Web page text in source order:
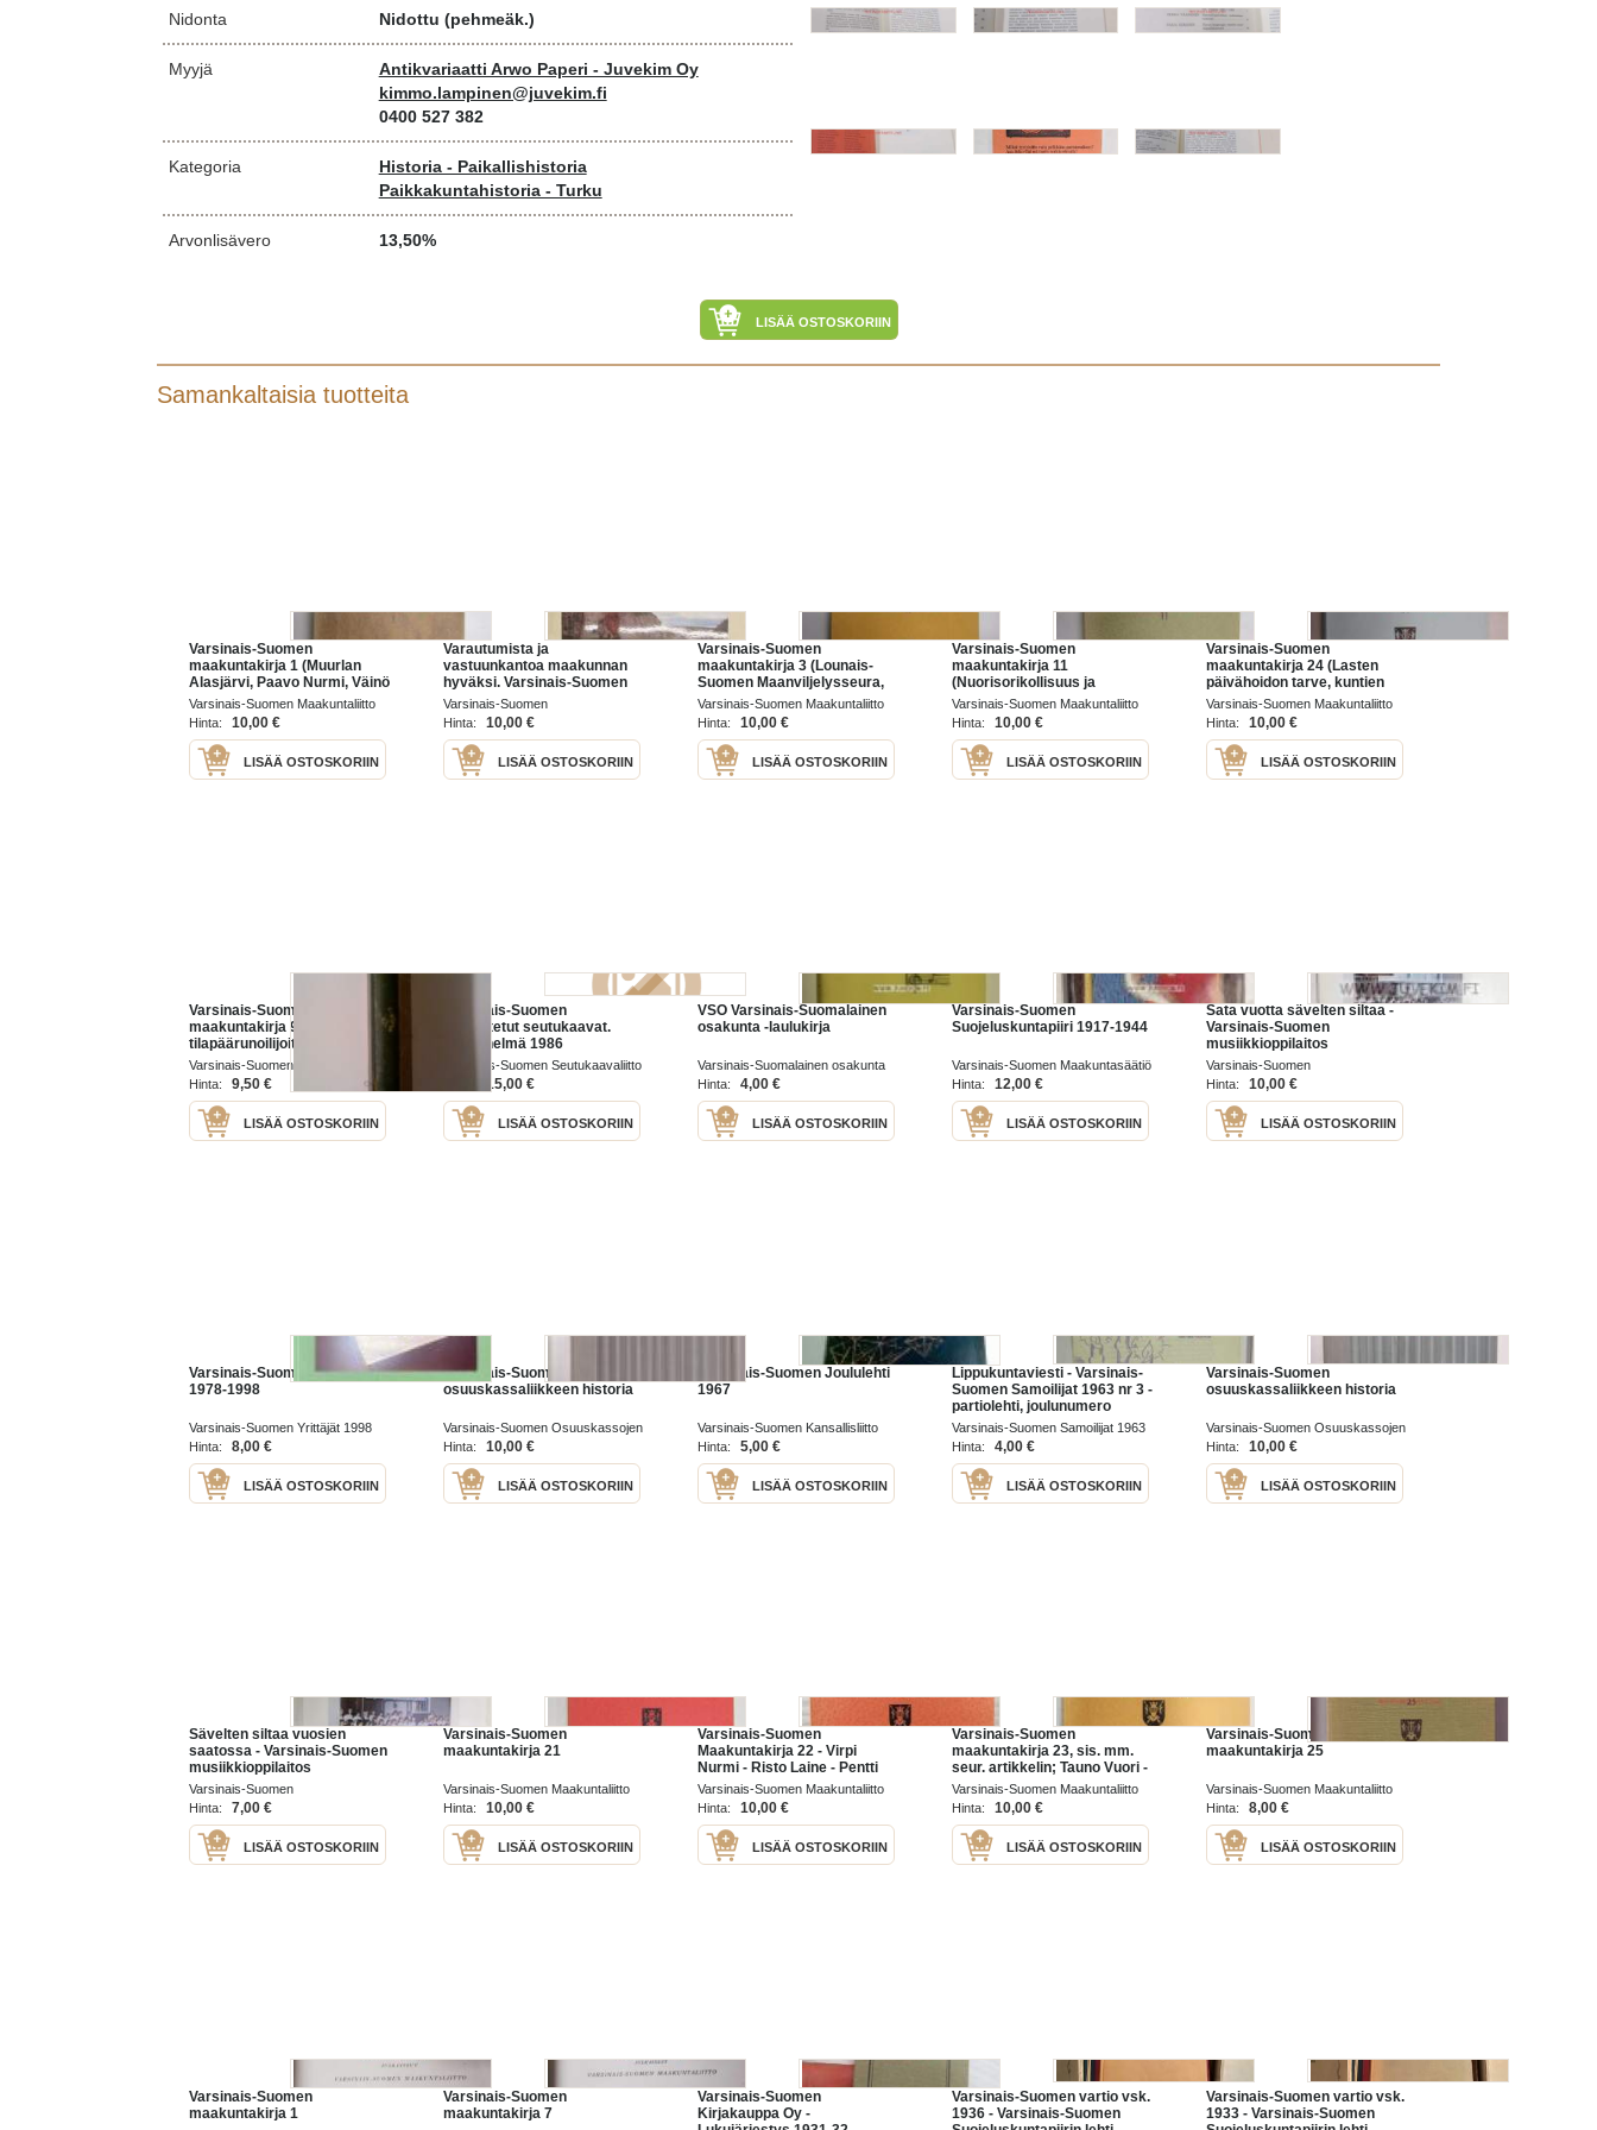
Nidonta Nidottu (pehmeäk.)
Myyjä
Antikvariaatti Arwo Paperi - Juvekim Oy
kimmo.lampinen@juvekim.fi
0400 527 382
Kategoria
Historia - Paikallishistoria
Paikkakuntahistoria - Turku
Arvonlisävero 13,50%
LISÄÄ OSTOSKORIIN
Samankaltaisia tuotteita
Varsinais-Suomen
maakuntakirja 1 (Muurlan
Alasjärvi, Paavo Nurmi, Väinö
Aaltonen, nuorisoseuraliike,
Säästöpankkien merkitys,
keuhkotauti Varsinais-
Suomessa ym).
Varsinais-Suomen Maakuntaliitto
1928
Hinta: 10,00 €
LISÄÄ OSTOSKORIIN
Varautumista ja
vastuunkantoa maakunnan
hyväksi. Varsinais-Suomen
Maanpuolutusyhdistys ry
1972-2012
Varsinais-Suomen
Maanpuolutusyhdistys ry 2011
Hinta: 10,00 €
LISÄÄ OSTOSKORIIN
Varsinais-Suomen
maakuntakirja 3 (Lounais-
Suomen Maanviljelysseura,
Henrik Florinus, Arvid
Liljelundin nuoruus, Turun
kisälliveljeskunnat, Uskelan
maanvieremät ym)
Varsinais-Suomen Maakuntaliitto
1929
Hinta: 10,00 €
LISÄÄ OSTOSKORIIN
Varsinais-Suomen
maakuntakirja 11
(Nuorisorikollisuus ja
nuorisojärjestöt Turussa,
Rahnar Ungern, Perniön
Melkkilän kartano, turkulaisia
näyttelijöitä ym)
Varsinais-Suomen Maakuntaliitto
1950
Hinta: 10,00 €
LISÄÄ OSTOSKORIIN
Varsinais-Suomen
maakuntakirja 24 (Lasten
päivähoidon tarve, kuntien
kantokykyloukitus, kuntien
kalleusluokitus, Yläneen
Tourulan lasitehtaan
alkuvaiheita ym)
Varsinais-Suomen Maakuntaliitto
1977
Hinta: 10,00 €
LISÄÄ OSTOSKORIIN
Varsinais-Suomen
maakuntakirja 9 (1700-luvun
tilapäärunoilijoita, Varsinais-
Suomen kihlakunnan
vanhimmat sinetit,
geozoologisesta
tutkimuksesta, piispa Iisak
Varsinais-Suomen Maakuntaliitto
1946
Hinta: 9,50 €
LISÄÄ OSTOSKORIIN
Varsinais-Suomen
vahvistetut seutukaavat.
Lyhennelmä 1986
Varsinais-Suomen Seutukaavaliitto
- Koteva Oy Turku 1987
15,00 €
LISÄÄ OSTOSKORIIN
VSO Varsinais-Suomalainen
osakunta -laulukirja
Varsinais-Suomalainen osakunta
1945
Hinta: 4,00 €
LISÄÄ OSTOSKORIIN
Varsinais-Suomen
Suojeluskuntapiiri 1917-1944
Varsinais-Suomen Maakuntasäätiö
1994
Hinta: 12,00 €
LISÄÄ OSTOSKORIIN
Sata vuotta sävelten siltaa -
Varsinais-Suomen
musiikkioppilaitos
Varsinais-Suomen
musiikkioppilaitos 1985
Hinta: 10,00 €
LISÄÄ OSTOSKORIIN
Varsinais-Suomen Yrittäjät
1978-1998
Varsinais-Suomen Yrittäjät 1998
Hinta:
8,00 €
LISÄÄ OSTOSKORIIN
Varsinais-Suomen
osuuskassaliikkeen historia
Varsinais-Suomen Osuuskassojen
Liitto ry 1967
Hinta: 10,00 €
LISÄÄ OSTOSKORIIN
Varsinais-Suomen Joululehti
1967
Varsinais-Suomen Kansallisliitto
1967
Hinta: 5,00 €
LISÄÄ OSTOSKORIIN
Lippukuntaviesti - Varsinais-
Suomen Samoilijat 1963 nr 3 -
partiolehti, joulunumero
Varsinais-Suomen Samoilijat 1963
Hinta:
4,00 €
LISÄÄ OSTOSKORIIN
Varsinais-Suomen
osuuskassaliikkeen historia
Varsinais-Suomen Osuuskassojen
Liitto ry 1967
Hinta: 10,00 €
LISÄÄ OSTOSKORIIN
Sävelten siltaa vuosien
saatossa - Varsinais-Suomen
musiikkioppilaitos
Varsinais-Suomen
musiikkioppilaitos 1985
Hinta: 7,00 €
LISÄÄ OSTOSKORIIN
Varsinais-Suomen
maakuntakirja 21
Varsinais-Suomen Maakuntaliitto
1967
Hinta: 10,00 €
LISÄÄ OSTOSKORIIN
Varsinais-Suomen
Maakuntakirja 22 - Virpi
Nurmi - Risto Laine - Pentti
Koivunen - Raija Keränen -
Pekka Keränen - Lasse
Laaksonen
Varsinais-Suomen Maakuntaliitto
1970
Hinta: 10,00 €
LISÄÄ OSTOSKORIIN
Varsinais-Suomen
maakuntakirja 23, sis. mm.
seur. artikkelin; Tauno Vuori -
Uudenkaupungin
kulttuurihistoriallisen museon
75-vuotisvaiheet,
Nykyaikainen
Varsinais-Suomen Maakuntaliitto
1971
Hinta: 10,00 €
LISÄÄ OSTOSKORIIN
Varsinais-Suomen
maakuntakirja 25
Varsinais-Suomen Maakuntaliitto
1982
Hinta: 8,00 €
LISÄÄ OSTOSKORIIN
Varsinais-Suomen
maakuntakirja 1
Varsinais-Suomen
maakuntakirja 7
Varsinais-Suomen
Kirjakauppa Oy -
Varsinais-Suomen vartio vsk.
1936 - Varsinais-Suomen
Varsinais-Suomen vartio vsk.
1933 - Varsinais-Suomen